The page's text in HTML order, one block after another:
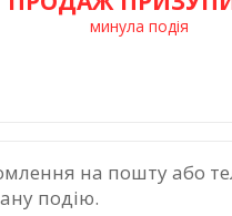
минула подія
на пошту або
подію.